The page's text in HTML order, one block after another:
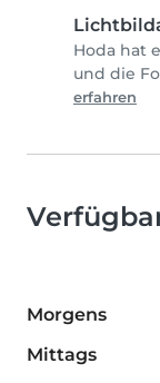
Hoda hat
und die
erfahren
Morgens
Mittags